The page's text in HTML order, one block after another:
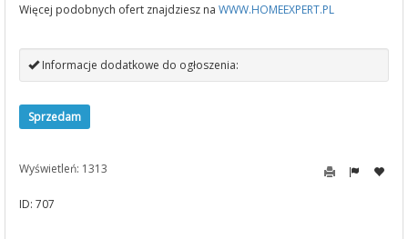
Więcej podobnych ofert znajdziesz na WWW.HOMEEXPERT.PL
Informacje dodatkowe do ogłoszenia:
Sprzedam
Wyświetleń: 1313
ID: 707